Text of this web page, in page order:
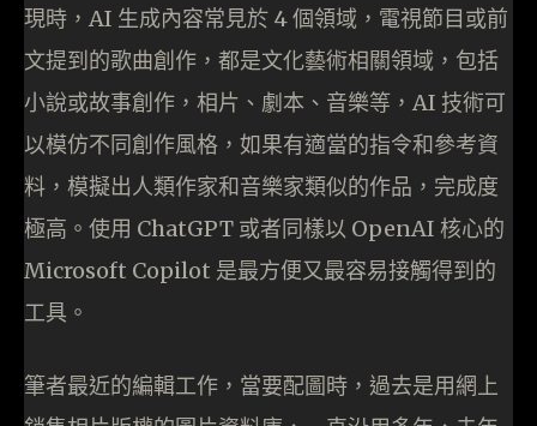
現時，AI 生成內容常見於 4 個領域，電視節目或前
文提到的歌曲創作，都是文化藝術相關領域，包括
小說或故事創作，相片、劇本、音樂等，AI 技術可
以模仿不同創作風格，如果有適當的指令和參考資
料，模擬出人類作家和音樂家類似的作品，完成度
極高。使用 ChatGPT 或者同樣以 OpenAI 核心的
Microsoft Copilot 是最方便又最容易接觸得到的
工具。
筆者最近的編輯工作，當要配圖時，過去是用網上